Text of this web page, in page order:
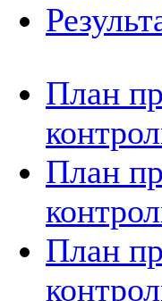
План
План
План